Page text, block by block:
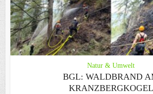
Natur & Umwelt
BGL: WALDBRAND
KRANZBERGKOGEL